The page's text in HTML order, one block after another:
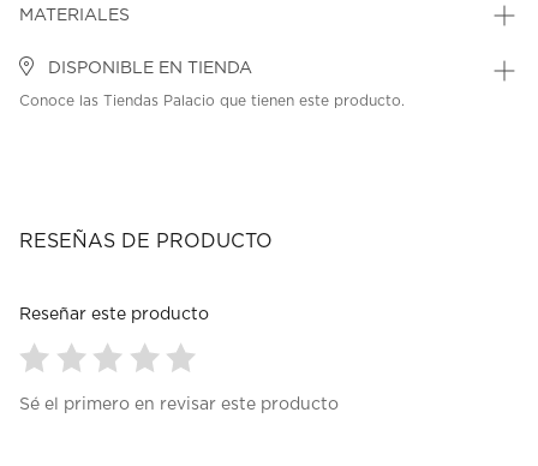
MATERIALES
DISPONIBLE EN TIENDA
Conoce las Tiendas Palacio que tienen este producto.
RESEÑAS DE PRODUCTO
Reseñar este producto
paraparaparaparapara
Sé el primero en revisar este producto